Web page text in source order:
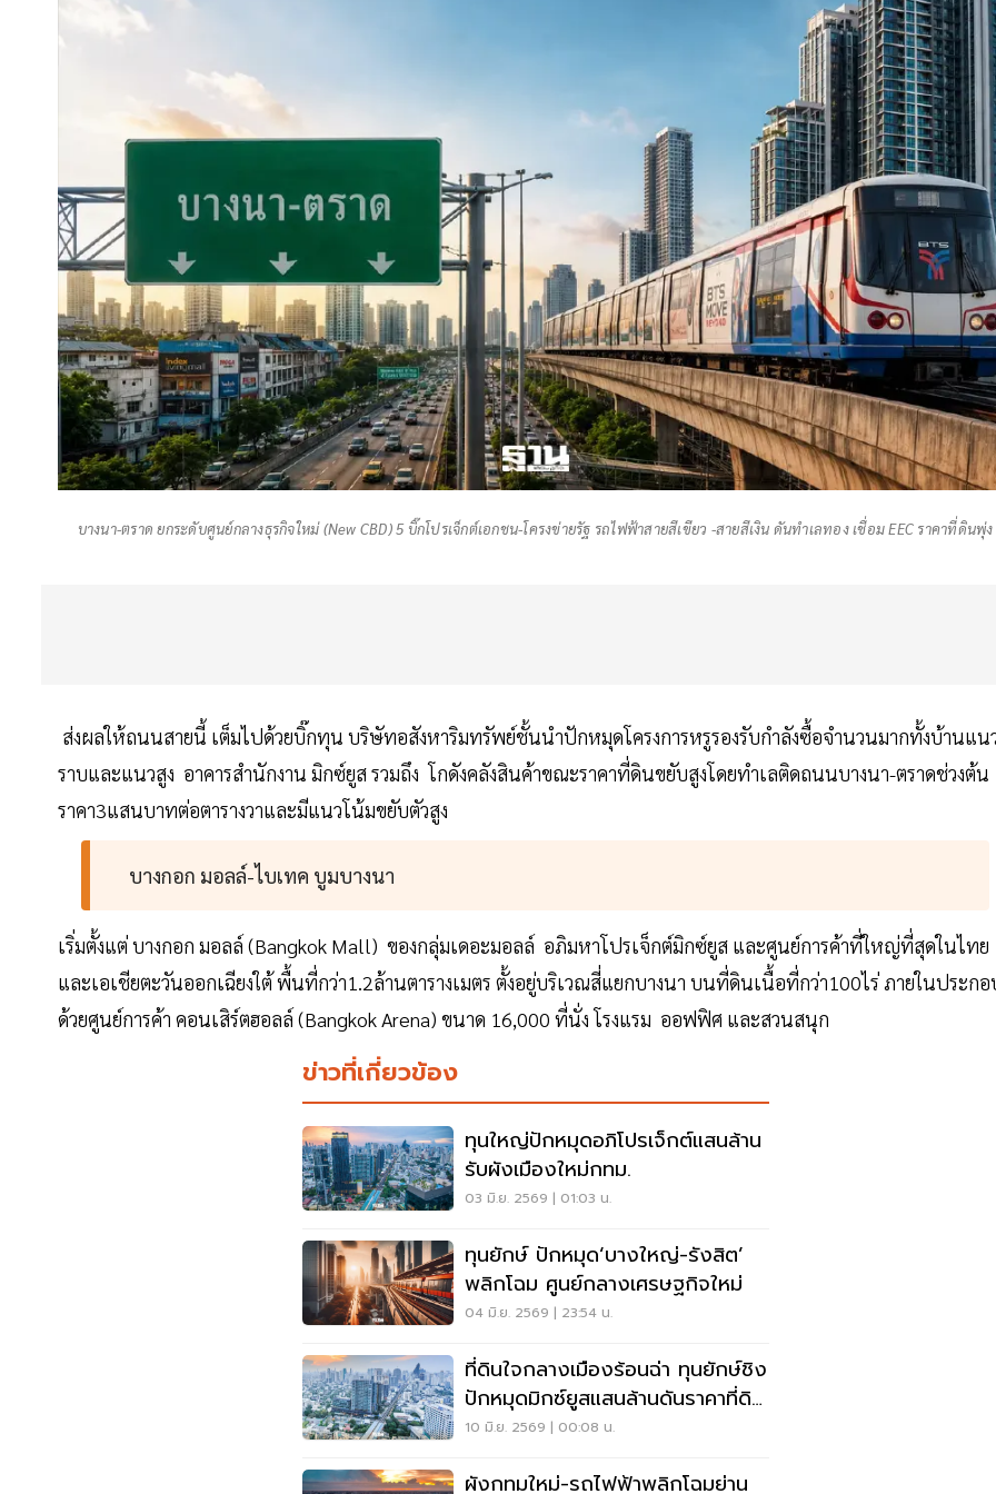
บางนา-ตราด ยกระดับศูนย์กลางธุรกิจใหม่ (New CBD) 5 บิ๊กโปรเจ็กต์เอกชน-โครงข่ายรัฐ รถไฟฟ้าสายสีเขียว -สายสีเงิน ดันทำเลทอง เชื่อม EEC ราคาที่ดินพุ่ง
ส่งผลให้ถนนสายนี้ เต็มไปด้วยบิ๊กทุน บริษัทอสังหาริมทรัพย์ชั้นนำปักหมุดโครงการหรูรองรับกำลังซื้อจำนวนมากทั้งบ้านแน
ราบและแนวสูง อาคารสำนักงาน มิกซ์ยูส รวมถึง โกดังคลังสินค้าขณะราคาที่ดินขยับสูงโดยทำเลติดถนนบางนา-ตราดช่วงต้น
ราคา3แสนบาทต่อตารางวาและมีแนวโน้มขยับตัวสูง
บางกอก มอลล์-ไบเทค บูมบางนา
เริ่มตั้งแต่ บางกอก มอลล์ (Bangkok Mall) ของกลุ่มเดอะมอลล์ อภิมหาโปรเจ็กต์มิกซ์ยูส และศูนย์การค้าที่ใหญ่ที่สุดในไทย
และเอเชียตะวันออกเฉียงใต้ พื้นที่กว่า1.2ล้านตารางเมตร ตั้งอยู่บริเวณสี่แยกบางนา บนที่ดินเนื้อที่กว่า100ไร่ ภายในประก
ด้วยศูนย์การค้า คอนเสิร์ตฮอลล์ (Bangkok Arena) ขนาด 16,000 ที่นั่ง โรงแรม ออฟฟิศ และสวนสนุก
ข่าวที่เกี่ยวข้อง
ทุนใหญ่ปักหมุดอภิโปรเจ็กต์แสนล้าน
รับผังเมืองใหม่กทม.
03 มิ.ย. 2569 | 01:03 น.
ทุนยักษ์ ปักหมุด‘บางใหญ่-รังสิต’
พลิกโฉม ศูนย์กลางเศรษฐกิจใหม่
04 มิ.ย. 2569 | 23:54 น.
ที่ดินใจกลางเมืองร้อนฉ่า ทุนยักษ์ชิง
ปักหมุดมิกซ์ยูสแสนล้านดันราคาที่ดิน
พุ่ง
10 มิ.ย. 2569 | 00:08 น.
ผังกทมใหม่-รถไฟฟ้าพลิกโฉมย่าน